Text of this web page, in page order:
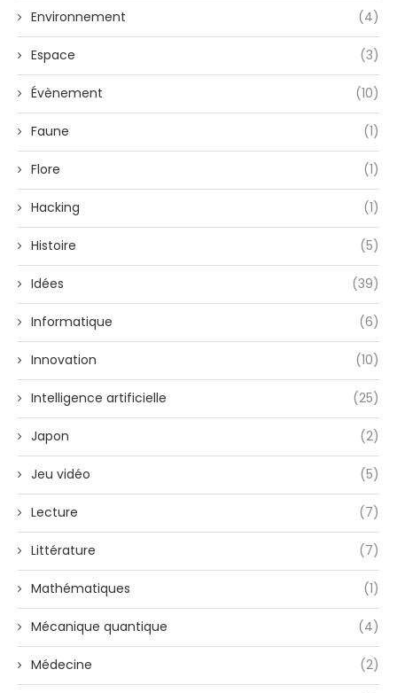
Environnement (4)
Espace (3)
Évènement (10)
Faune (1)
Flore (1)
Hacking (1)
Histoire (5)
Idées (39)
Informatique (6)
Innovation (10)
Intelligence artificielle (25)
Japon (2)
Jeu vidéo (5)
Lecture (7)
Littérature (7)
Mathématiques (1)
Mécanique quantique (4)
Médecine (2)